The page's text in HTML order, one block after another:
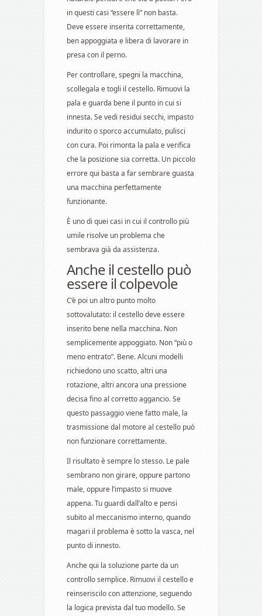
in questi casi “essere lì” non basta.
Deve essere inserita correttamente,
ben appoggiata e libera di lavorare in
presa con il perno.
Per controllare, spegni la macchina,
scollegala e togli il cestello. Rimuovi la
pala e guarda bene il punto in cui si
innesta. Se vedi residui secchi, impasto
indurito o sporco accumulato, pulisci
con cura. Poi rimonta la pala e verifica
che la posizione sia corretta. Un piccolo
errore qui basta a far sembrare guasta
una macchina perfettamente
funzionante.
È uno di quei casi in cui il controllo più
umile risolve un problema che
sembrava già da assistenza.
Anche il cestello può
essere il colpevole
C’è poi un altro punto molto
sottovalutato: il cestello deve essere
inserito bene nella macchina. Non
semplicemente appoggiato. Non “più o
meno entrato”. Bene. Alcuni modelli
richiedono uno scatto, altri una
rotazione, altri ancora una pressione
decisa fino al corretto aggancio. Se
questo passaggio viene fatto male, la
trasmissione dal motore al cestello può
non funzionare correttamente.
Il risultato è sempre lo stesso. Le pale
sembrano non girare, oppure partono
male, oppure l’impasto si muove
appena. Tu guardi dall’alto e pensi
subito al meccanismo interno, quando
magari il problema è sotto la vasca, nel
punto di innesto.
Anche qui la soluzione parte da un
controllo semplice. Rimuovi il cestello e
reinseriscilo con attenzione, seguendo
la logica prevista dal tuo modello. Se